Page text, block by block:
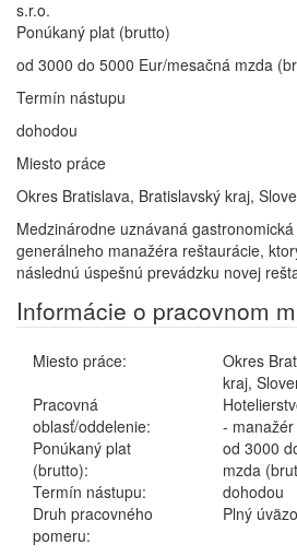
Ponúkaný plat (brutto)
od 3000 do 5000 Eur/mesačná mzda
Termín nástupu
dohodou
Miesto práce
Okres Bratislava, Bratislavský kraj,
Medzinárodne uznávaná
generálneho manažéra reštaurácie,
následnú úspešnú prevádzku novej
Informácie o pracovnom
Miesto práce:
Okres
kraj,
Pracovná
oblasť/oddelenie:
- manažér
Ponúkaný plat
(brutto):
od 3000
mzda
Termín nástupu:
dohodou
Druh pracovného
pomeru:
Plný